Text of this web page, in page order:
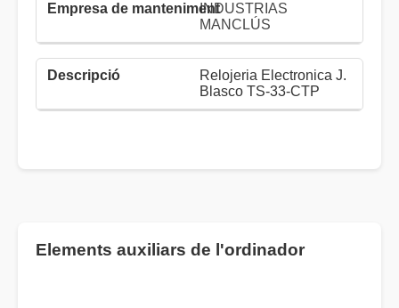
INDUSTRIAS
MANCLÚS
Relojeria Electronica J.
Blasco TS-33-CTP
Elements auxiliars de l'ordinador